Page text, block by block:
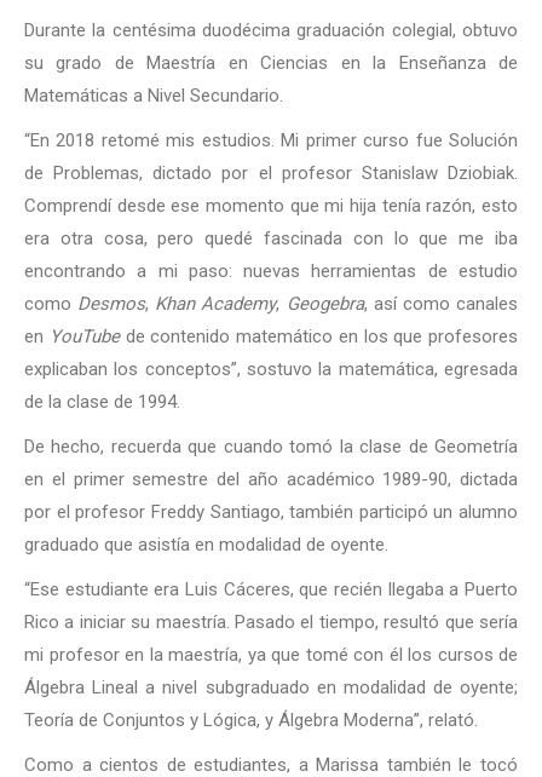
Durante la centésima duodécima graduación colegial, obtuvo
su grado de Maestría en Ciencias en la Enseñanza de
Matemáticas a Nivel Secundario.
“En 2018 retomé mis estudios. Mi primer curso fue Solución
de Problemas, dictado por el profesor Stanislaw Dziobiak.
Comprendí desde ese momento que mi hija tenía razón, esto
era otra cosa, pero quedé fascinada con lo que me iba
encontrando a mi paso: nuevas herramientas de estudio
como Desmos, Khan Academy, Geogebra, así como canales
en YouTubede contenido matemático en los que profesores
explicaban los conceptos”, sostuvo la matemática, egresada
de la clase de 1994.
De hecho, recuerda que cuando tomó la clase de Geometría
en el primer semestre del año académico 1989-90, dictada
por el profesor Freddy Santiago, también participó un alumno
graduado que asistía en modalidad de oyente.
“Ese estudiante era Luis Cáceres, que recién llegaba a Puerto
Rico a iniciar su maestría. Pasado el tiempo, resultó que sería
mi profesor en la maestría, ya que tomé con él los cursos de
Álgebra Lineal a nivel subgraduado en modalidad de oyente;
Teoría de Conjuntos y Lógica, y Álgebra Moderna”, relató.
Como a cientos de estudiantes, a Marissa también le tocó